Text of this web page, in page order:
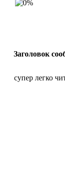
Заголовок
супер легко